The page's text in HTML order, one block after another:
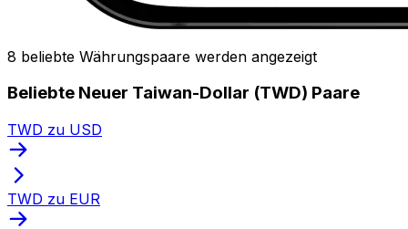
8 beliebte Währungspaare werden angezeigt
Beliebte Neuer Taiwan-Dollar (TWD) Paare
TWD zu USD
TWD zu EUR